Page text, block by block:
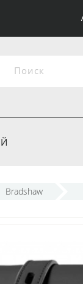
Bradshaw